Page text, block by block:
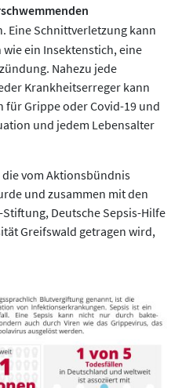
Eine Schnittverletzung kann
ein Insektenstich, eine
Nahezu jede
Krankheitserreger kann
für Grippe oder Covid-19 und
und jedem Lebensalter
die vom Aktionsbündnis
und zusammen mit den
Deutsche Sepsis-Hilfe
Greifswald getragen wird,